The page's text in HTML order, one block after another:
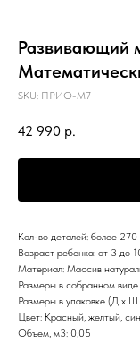
Развивающий
SKU: ПРИО-М7
42 990 р.
Кол-во деталей: более 270
Возраст ребенка: от 3 до
Материал: Массив
Размеры в собранном
Размеры в упаковке (Д х
Цвет: Красный, желтый,
Объем, м3: 0,05